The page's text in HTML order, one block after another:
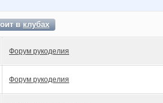
вклубах
Форум рукоделия
Форум рукоделия